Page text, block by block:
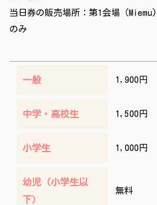
当日券の販売場所：第1会場（
のみ
一般 1,900円
中学・高校生 1,500円
小学生 1,000円
幼児（小学生以
下）
無料